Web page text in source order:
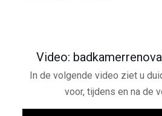
Video:
In de volgende video ziet u
voor, tijdens en na de